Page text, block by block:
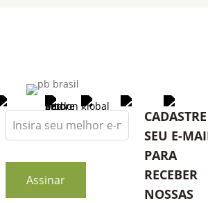
Leave
this
blank
Assinar
CADASTRE
SEU E-
PARA
RECEBER
NOSSAS